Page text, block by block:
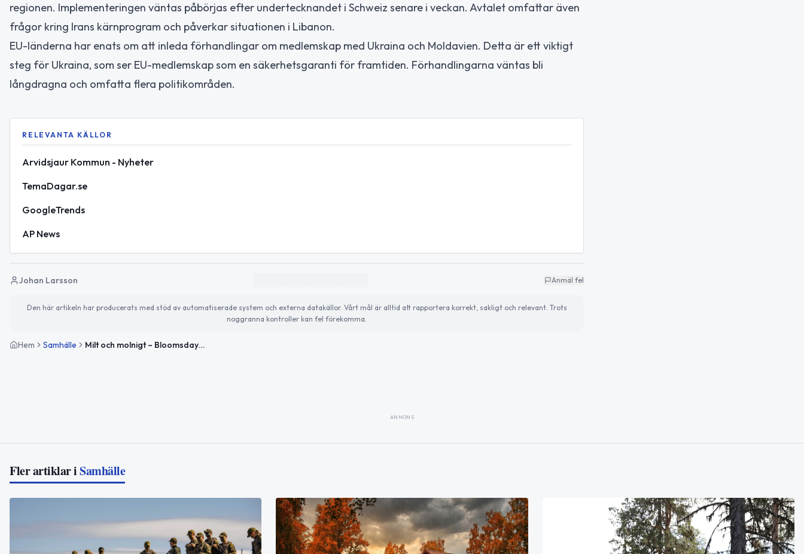
regionen. Implementeringen väntas påbörjas efter undertecknandet i Schweiz senare i veckan. Avtalet omfattar även
frågor kring Irans kärnprogram och påverkar situationen i Libanon.
EU-länderna har enats om att inleda förhandlingar om medlemskap med Ukraina och Moldavien. Detta är ett viktigt
steg för Ukraina, som ser EU-medlemskap som en säkerhetsgaranti för framtiden. Förhandlingarna väntas bli
långdragna och omfatta flera politikområden.
RELEVANTA KÄLLOR
Arvidsjaur Kommun - Nyheter
TemaDagar.se
GoogleTrends
AP News
Johan Larsson Anmäl fel
Den här artikeln har producerats med stöd av automatiserade system och externa datakällor. Vårt mål är alltid att rapportera korrekt, sakligt och relevant. Trots
noggranna kontroller kan fel förekomma.
Hem Samhälle Milt och molnigt – Bloomsday och familjeremitteringar uppmärksammas
ANNONS
Fler artiklar iSamhälle